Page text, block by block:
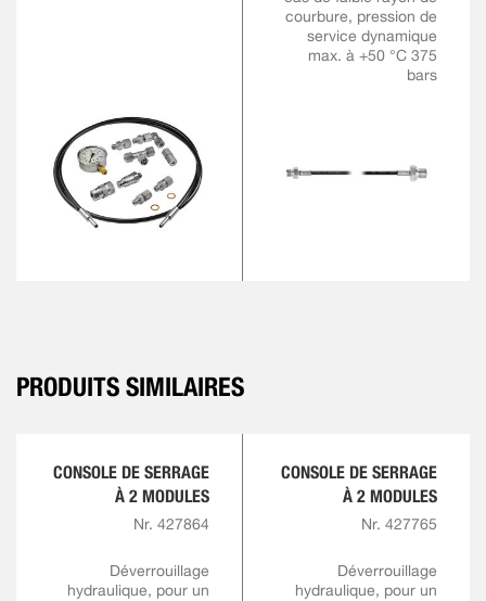
courbure, pression de
service dynamique
max. à +50 °C 375
bars
PRODUITS SIMILAIRES
CONSOLE DE SERRAGE
À 2 MODULES
Nr. 427864
Déverrouillage
hydraulique, pour un
CONSOLE DE SERRAGE
À 2 MODULES
Nr. 427765
Déverrouillage
hydraulique, pour un